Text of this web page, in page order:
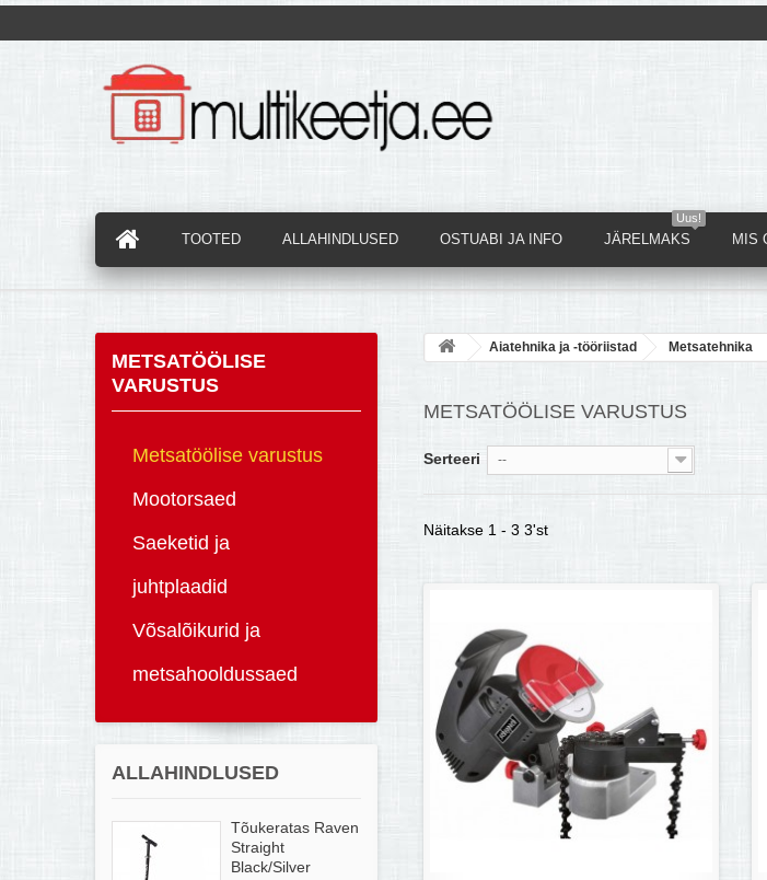
TOOTED ALLAHINDLUSED OSTUABI JA INFO
Uus!
JÄRELMAKS MIS
METSATÖÖLISE
VARUSTUS
Metsatöölise varustus
Mootorsaed
Saeketid ja
juhtplaadid
Võsalõikurid ja
metsahooldussaed
ALLAHINDLUSED
Tõukeratas Raven
Straight
Black/Silver
Aiatehnika ja -tööriistad Metsatehnika
METSATÖÖLISE VARUSTUS
Serteeri --
Näitakse 1 - 3 3'st